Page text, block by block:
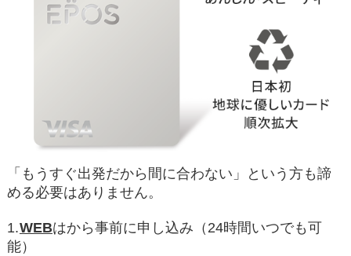
「もうすぐ出発だから間に合わない」という方も諦
める必要はありません。
1.WEBはから事前に申し込み（24時間いつでも可
能）